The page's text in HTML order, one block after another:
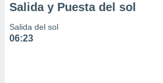
Salida y Puesta del sol
Salida del sol
06:23